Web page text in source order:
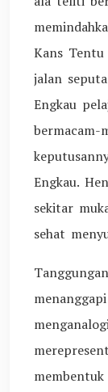
Kans Tentu
jalan
Engkau
bermacam-
Engkau.
sekitar
sehat